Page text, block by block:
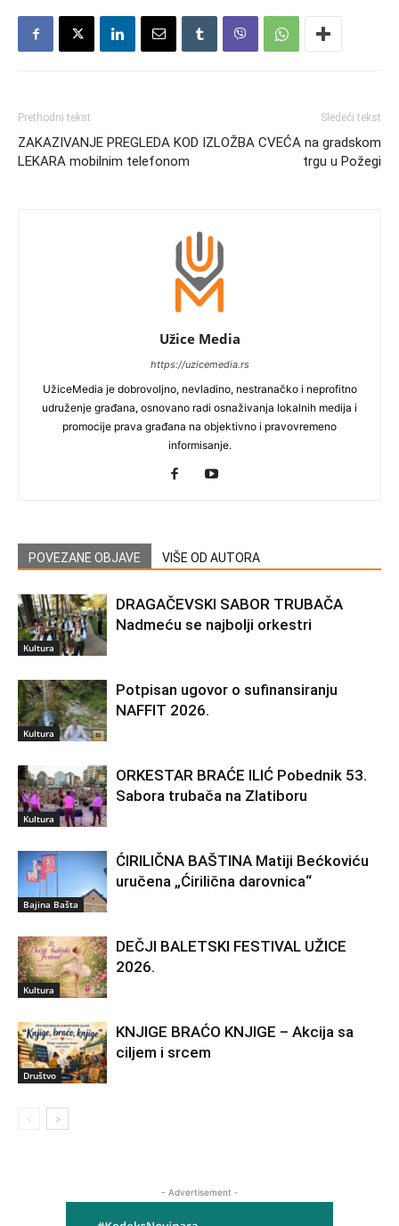
Prethodni tekst
ZAKAZIVANJE PREGLEDA KOD
LEKARA mobilnim telefonom
Sledeći tekst
IZLOŽBA CVEĆA na gradskom
trgu u Požegi
Užice Media
https://uzicemedia.rs
UžiceMedia je dobrovoljno, nevladino, nestranačko i neprofitno
udruženje građana, osnovano radi osnaživanja lokalnih medija i
promocije prava građana na objektivno i pravovremeno
informisanje.
POVEZANE OBJAVE VIŠE OD AUTORA
Kultura
DRAGAČEVSKI SABOR TRUBAČA
Nadmeću se najbolji orkestri
Kultura
Potpisan ugovor o sufinansiranju
NAFFIT 2026.
Kultura
ORKESTAR BRAĆE ILIĆ Pobednik 53.
Sabora trubača na Zlatiboru
Bajina Bašta
ĆIRILIČNA BAŠTINA Matiji Bećkoviću
uručena „Ćirilična darovnica“
Kultura
DEČJI BALETSKI FESTIVAL UŽICE
2026.
Društvo
KNJIGE BRAĆO KNJIGE – Akcija sa
ciljem i srcem
- Advertisement -